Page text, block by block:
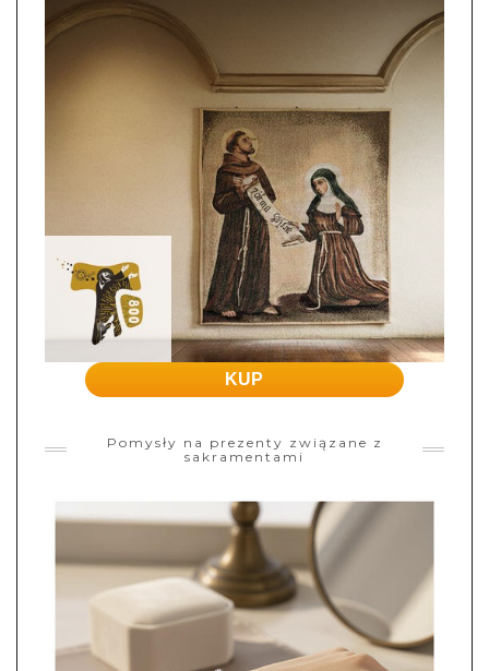
KUP
Pomysły na prezenty związane z
sakramentami